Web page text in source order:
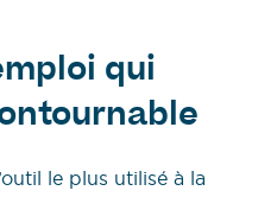
qui
le plus utilisé à la